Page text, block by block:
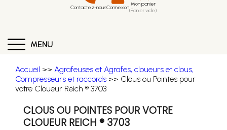
Contactez-nousConnexion Mon panier
(Panier vide)
MENU
Accueil >> Agrafeuses et Agrafes, cloueurs et clous,
Compresseurs et raccords >> Clous ou Pointes pour
votre Cloueur Reich ® 3703
CLOUS OU POINTES POUR VOTRE
CLOUEUR REICH ® 3703